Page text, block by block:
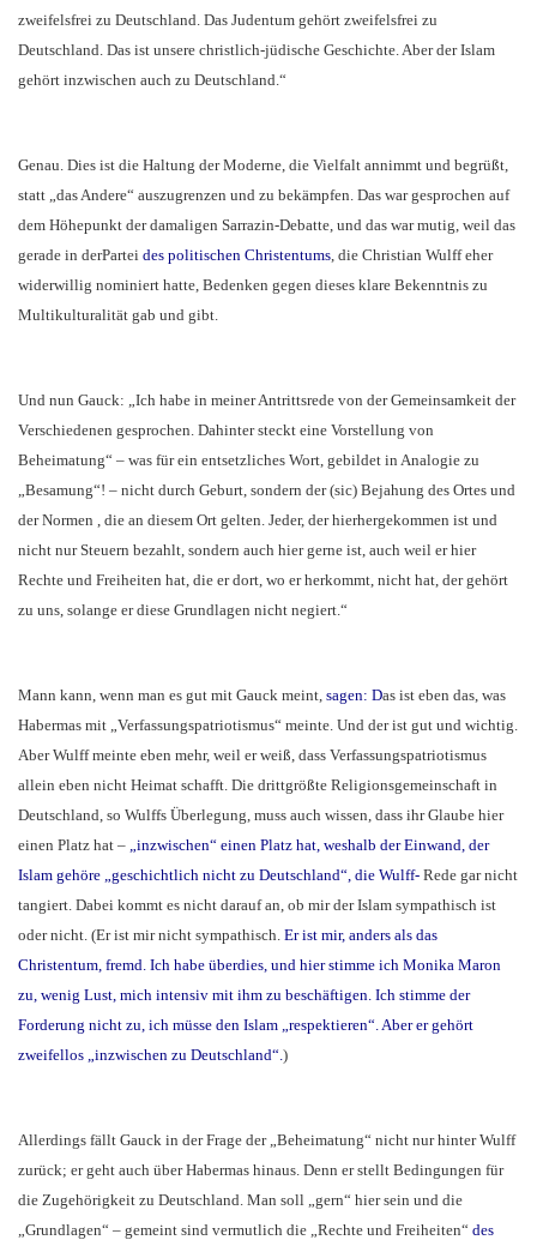
zweifelsfrei zu Deutschland. Das Judentum gehört zweifelsfrei zu
Deutschland. Das ist unsere christlich-jüdische Geschichte. Aber der Islam
gehört inzwischen auch zu Deutschland.“
Genau. Dies ist die Haltung der Moderne, die Vielfalt annimmt und begrüßt,
statt „das Andere“ auszugrenzen und zu bekämpfen. Das war gesprochen auf
dem Höhepunkt der damaligen Sarrazin-Debatte, und das war mutig, weil das
gerade in derPartei des politischen Christentums, die Christian Wulff eher
widerwillig nominiert hatte, Bedenken gegen dieses klare Bekenntnis zu
Multikulturalität gab und gibt.
Und nun Gauck: „Ich habe in meiner Antrittsrede von der Gemeinsamkeit der
Verschiedenen gesprochen. Dahinter steckt eine Vorstellung von
Beheimatung“ – was für ein entsetzliches Wort, gebildet in Analogie zu
„Besamung“! – nicht durch Geburt, sondern der (sic) Bejahung des Ortes und
der Normen , die an diesem Ort gelten. Jeder, der hierhergekommen ist und
nicht nur Steuern bezahlt, sondern auch hier gerne ist, auch weil er hier
Rechte und Freiheiten hat, die er dort, wo er herkommt, nicht hat, der gehört
zu uns, solange er diese Grundlagen nicht negiert.“
Mann kann, wenn man es gut mit Gauck meint, sagen: Das ist eben das, was
Habermas mit „Verfassungspatriotismus“ meinte. Und der ist gut und wichtig.
Aber Wulff meinte eben mehr, weil er weiß, dass Verfassungspatriotismus
allein eben nicht Heimat schafft. Die drittgrößte Religionsgemeinschaft in
Deutschland, so Wulffs Überlegung, muss auch wissen, dass ihr Glaube hier
einen Platz hat – „inzwischen“ einen Platz hat, weshalb der Einwand, der
Islam gehöre „geschichtlich nicht zu Deutschland“, die Wulff- Rede gar nicht
tangiert. Dabei kommt es nicht darauf an, ob mir der Islam sympathisch ist
oder nicht. (Er ist mir nicht sympathisch. Er ist mir, anders als das
Christentum, fremd. Ich habe überdies, und hier stimme ich Monika Maron
zu, wenig Lust, mich intensiv mit ihm zu beschäftigen. Ich stimme der
Forderung nicht zu, ich müsse den Islam „respektieren“. Aber er gehört
zweifellos „inzwischen zu Deutschland“.)
Allerdings fällt Gauck in der Frage der „Beheimatung“ nicht nur hinter Wulff
zurück; er geht auch über Habermas hinaus. Denn er stellt Bedingungen für
die Zugehörigkeit zu Deutschland. Man soll „gern“ hier sein und die
„Grundlagen“ – gemeint sind vermutlich die „Rechte und Freiheiten“ des